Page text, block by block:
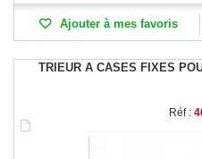
Ajouter à mes favoris
TRIEUR A CASES FIXES
Réf :